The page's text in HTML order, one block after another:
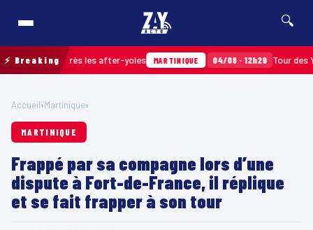
🔍
⚡ Breakingaprès les after-yoles MARTINIQUE 04/08 · 12h29 Tour des Yoles
Accueil›Martinique›
MARTINIQUE
Frappé par sa compagne lors d’une
dispute à Fort-de-France, il réplique
et se fait frapper à son tour